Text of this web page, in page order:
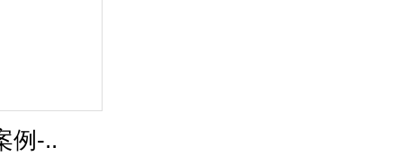
例-..